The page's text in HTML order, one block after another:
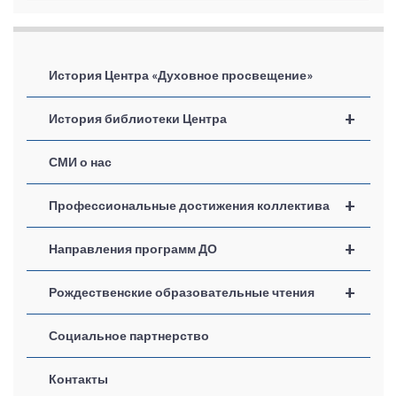
История Центра «Духовное просвещение»
+
История библиотеки Центра
СМИ о нас
+
Профессиональные достижения коллектива
+
Направления программ ДО
+
Рождественские образовательные чтения
Социальное партнерство
Контакты